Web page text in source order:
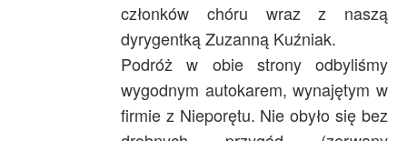
członków chóru wraz z naszą
dyrygentką Zuzanną Kuźniak.
Podróż w obie strony odbyliśmy
wygodnym autokarem, wynajętym w
firmie z Nieporętu. Nie obyło się bez